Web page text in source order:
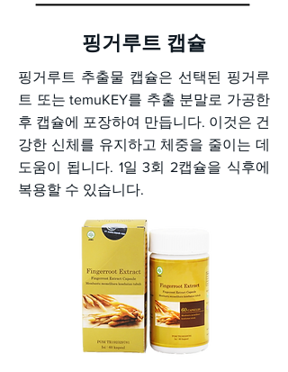
핑거루트 캡슐
핑거루트 추출물 캡슐은 선택된 핑거루
트 또는 temuKEY를 추출 분말로 가공한
후 캡슐에 포장하여 만듭니다. 이것은 건
강한 신체를 유지하고 체중을 줄이는 데
도움이 됩니다. 1일 3회 2캡슐을 식후에
복용할 수 있습니다.